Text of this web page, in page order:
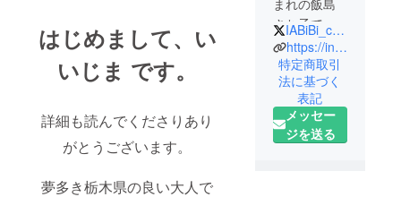
はじめまして、い
いじま です。
詳細も読んでくださりあり
がとうございます。
夢多き栃木県の良い大人で
さち子で
す。突然で
すが、私に
は夢があり
ます。建築
士になるこ
と・喫茶店
IABiBi_corp
https://instagram.com/k_e_mokusei_?igshid=OGQ5ZDc2ODk2ZA==
特定商取引
法に基づく
表記
メッセー
ジを送る